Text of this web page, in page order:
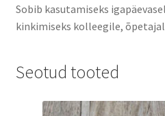
Sobib kasutamiseks
kinkimiseks kolleegile,
Seotud tooted